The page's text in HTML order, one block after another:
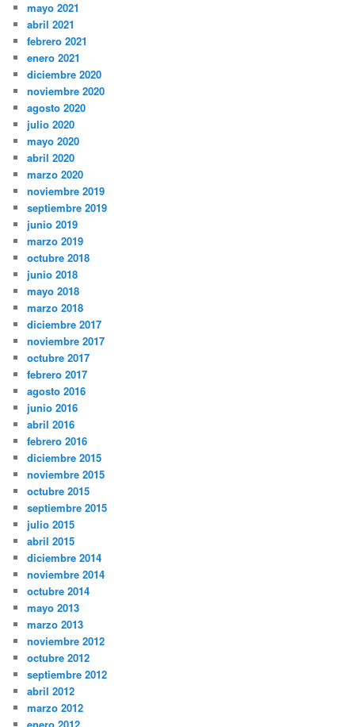
mayo 2021
abril 2021
febrero 2021
enero 2021
diciembre 2020
noviembre 2020
agosto 2020
julio 2020
mayo 2020
abril 2020
marzo 2020
noviembre 2019
septiembre 2019
junio 2019
marzo 2019
octubre 2018
junio 2018
mayo 2018
marzo 2018
diciembre 2017
noviembre 2017
octubre 2017
febrero 2017
agosto 2016
junio 2016
abril 2016
febrero 2016
diciembre 2015
noviembre 2015
octubre 2015
septiembre 2015
julio 2015
abril 2015
diciembre 2014
noviembre 2014
octubre 2014
mayo 2013
marzo 2013
noviembre 2012
octubre 2012
septiembre 2012
abril 2012
marzo 2012